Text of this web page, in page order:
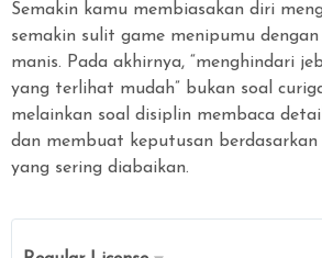
Semakin kamu membiasakan diri
semakin sulit game menipumu
manis. Pada akhirnya, “menghindari
yang terlihat mudah” bukan soal
melainkan soal disiplin membaca
dan membuat keputusan berdasarkan
yang sering diabaikan.